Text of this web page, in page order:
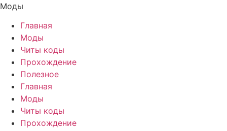
Моды
Главная
Моды
Читы коды
Прохождение
Полезное
Главная
Моды
Читы коды
Прохождение